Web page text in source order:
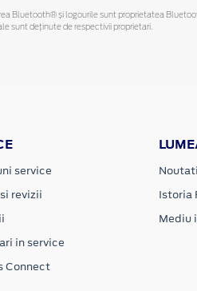
Bluetooth® și logourile sunt proprietatea
sunt deținute de respectivii proprietari.
service
revizii
in service
Connect
Noutati
Istoria
Mediu